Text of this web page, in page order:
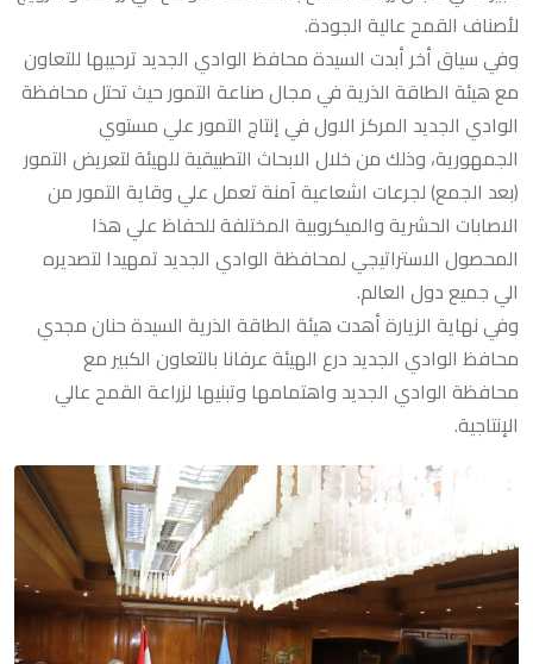
لأصناف القمح عالية الجودة.
وفي سياق أخر أبدت السيدة محافظ الوادي الجديد ترحيبها للتعاون
مع هيئة الطاقة الذرية في مجال صناعة التمور حيث تحتل محافظة
الوادي الجديد المركز الاول في إنتاج التمور علي مستوي
الجمهورية، وذلك من خلال الابحاث التطبيقية للهيئة لتعريض التمور
(بعد الجمع) لجرعات اشعاعية آمنة تعمل علي وقاية التمور من
الاصابات الحشرية والميكروبية المختلفة للحفاظ علي هذا
المحصول الاستراتيجي لمحافظة الوادي الجديد تمهيدا لتصديره
الي جميع دول العالم.
وفي نهاية الزيارة أهدت هيئة الطاقة الذرية السيدة حنان مجدي
محافظ الوادي الجديد درع الهيئة عرفانا بالتعاون الكبير مع
محافظة الوادي الجديد واهتمامها وتبنيها لزراعة القمح عالي
الإنتاجية.